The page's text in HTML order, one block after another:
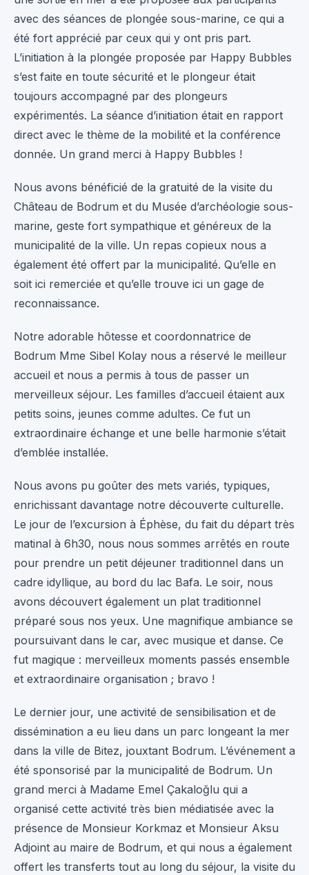
avec des séances de plongée sous-marine, ce qui a
été fort apprécié par ceux qui y ont pris part.
L’initiation à la plongée proposée par Happy Bubbles
s’est faite en toute sécurité et le plongeur était
toujours accompagné par des plongeurs
expérimentés. La séance d’initiation était en rapport
direct avec le thème de la mobilité et la conférence
donnée. Un grand merci à Happy Bubbles !
Nous avons bénéficié de la gratuité de la visite du
Château de Bodrum et du Musée d’archéologie sous-
marine, geste fort sympathique et généreux de la
municipalité de la ville. Un repas copieux nous a
également été offert par la municipalité. Qu’elle en
soit ici remerciée et qu’elle trouve ici un gage de
reconnaissance.
Notre adorable hôtesse et coordonnatrice de
Bodrum Mme Sibel Kolay nous a réservé le meilleur
accueil et nous a permis à tous de passer un
merveilleux séjour. Les familles d’accueil étaient aux
petits soins, jeunes comme adultes. Ce fut un
extraordinaire échange et une belle harmonie s’était
d’emblée installée.
Nous avons pu goûter des mets variés, typiques,
enrichissant davantage notre découverte culturelle.
Le jour de l’excursion à Éphèse, du fait du départ très
matinal à 6h30, nous nous sommes arrêtés en route
pour prendre un petit déjeuner traditionnel dans un
cadre idyllique, au bord du lac Bafa. Le soir, nous
avons découvert également un plat traditionnel
préparé sous nos yeux. Une magnifique ambiance se
poursuivant dans le car, avec musique et danse. Ce
fut magique : merveilleux moments passés ensemble
et extraordinaire organisation ; bravo !
Le dernier jour, une activité de sensibilisation et de
dissémination a eu lieu dans un parc longeant la mer
dans la ville de Bitez, jouxtant Bodrum. L’événement a
été sponsorisé par la municipalité de Bodrum. Un
grand merci à Madame Emel Çakaloğlu qui a
organisé cette activité très bien médiatisée avec la
présence de Monsieur Korkmaz et Monsieur Aksu
Adjoint au maire de Bodrum, et qui nous a également
offert les transferts tout au long du séjour, la visite du